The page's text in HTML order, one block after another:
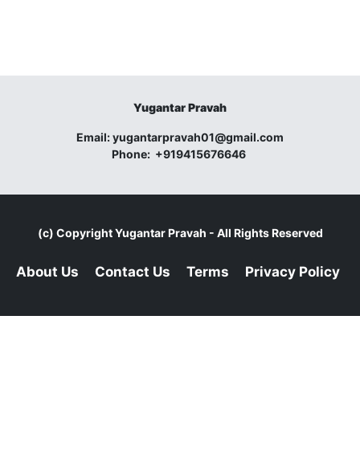
Yugantar Pravah
Email:yugantarpravah01@gmail.com
Phone: +919415676646
(c) CopyrightYugantar Pravah - All Rights Reserved
About Us Contact Us Terms Privacy Policy